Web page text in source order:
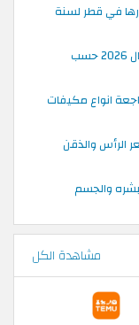
في قطر لسنة
كيف تقرر افضل ماكينة حلاقة الذقن للرجال 2026 حسب
مكيف شباك 2026 | مراجعة انواع مكيفات
الرأس والذقن
والجسم
مشاهدة الكل